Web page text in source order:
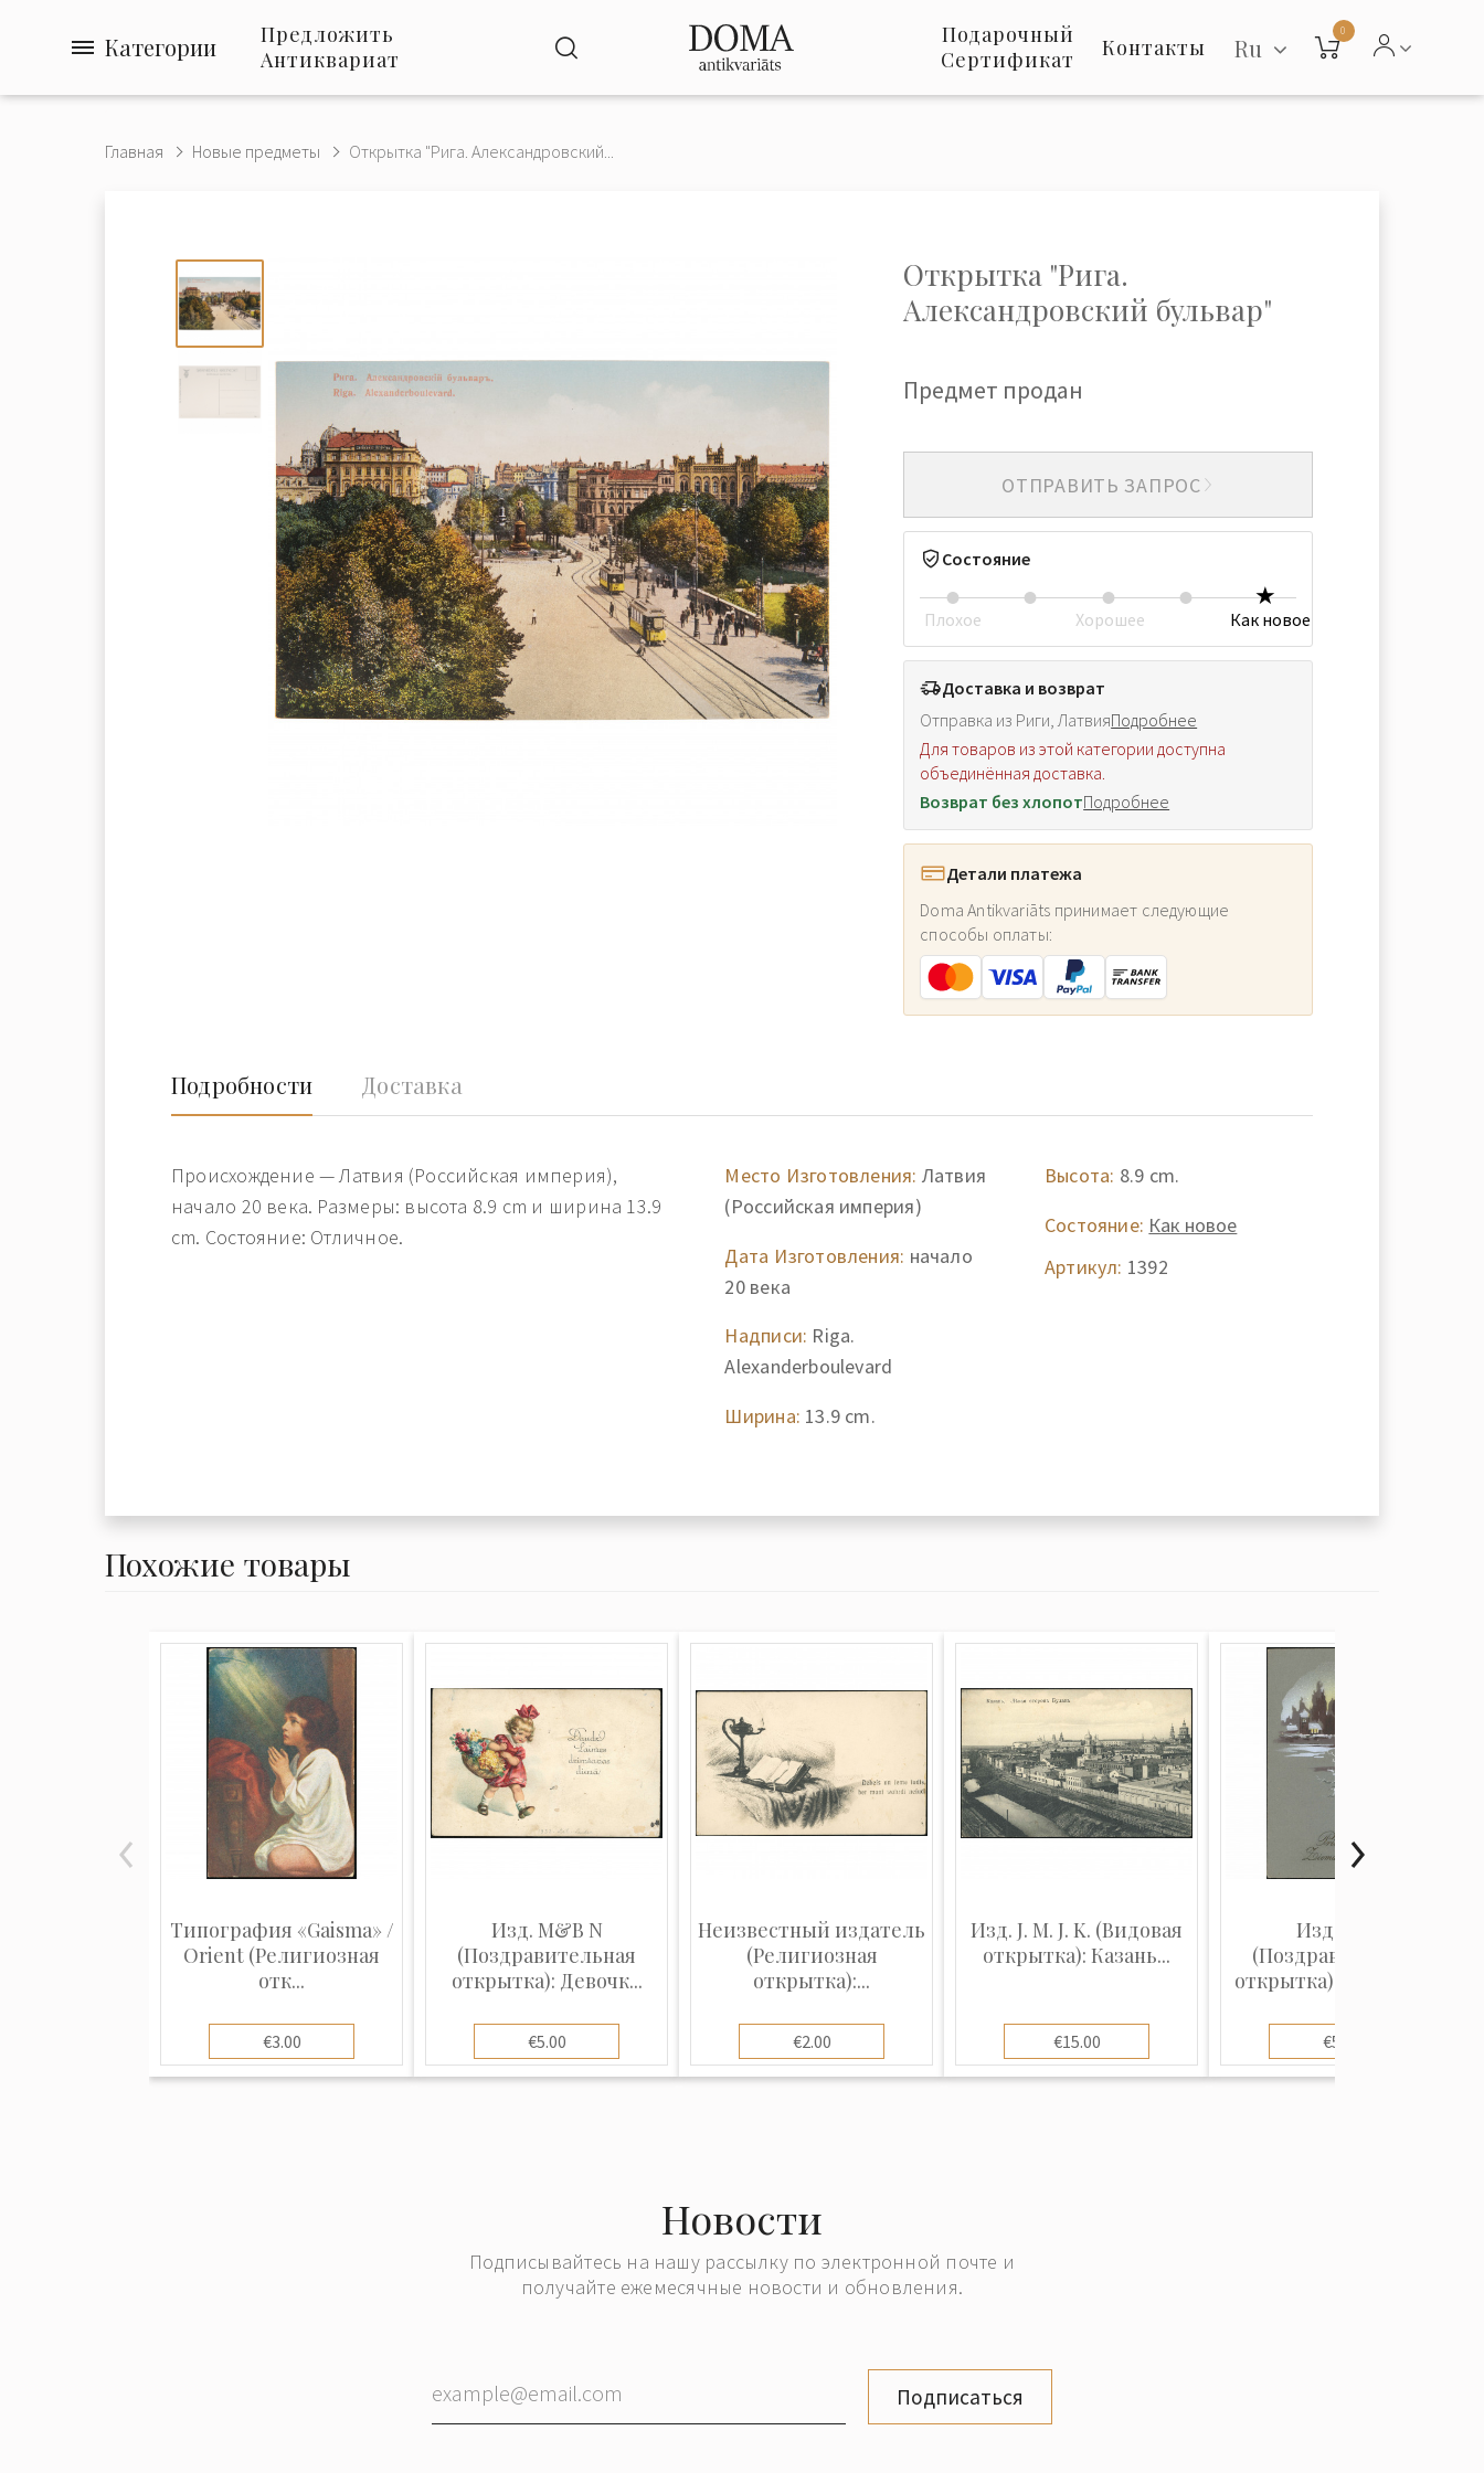
Категории
Предложить
Антиквариат
Подарочный
Сертификат
Контакты Ru
0
Главная Новые предметы Открытка "Рига. Александровский...
Открытка "Рига.
Александровский бульвар"
Предмет продан
ОТПРАВИТЬ ЗАПРОС
Состояние
Плохое Хорошее Как новое
Доставка и возврат
Отправка из Риги, ЛатвияПодробнее
Для товаров из этой категории доступна
объединённая доставка.
Возврат без хлопотПодробнее
Детали платежа
Doma Antikvariāts принимает следующие
способы оплаты:
Подробности Доставка
Происхождение — Латвия (Российская империя),
начало 20 века. Размеры: высота 8.9 cm и ширина 13.9
cm. Состояние: Отличное.
Место Изготовления: Латвия
(Российская империя)
Дата Изготовления: начало
20 века
Надписи: Riga.
Alexanderboulevard
Ширина: 13.9 cm.
Высота: 8.9 cm.
Состояние: Как новое
Артикул: 1392
Похожие товары
Типография «Gaisma» /
Orient (Религиозная
отк...
€3.00
Изд. M&B N
(Поздравительная
открытка): Девочк...
€5.00
Неизвестный издатель
(Религиозная
открытка):...
€2.00
Изд. J. M. J. K. (Видовая
открытка): Казань...
€15.00
Изд. HWB
(Поздравительная
открытка): Зимний в...
€5.00
Новости
Подписывайтесь на нашу рассылку по электронной почте и
получайте ежемесячные новости и обновления.
Подписаться